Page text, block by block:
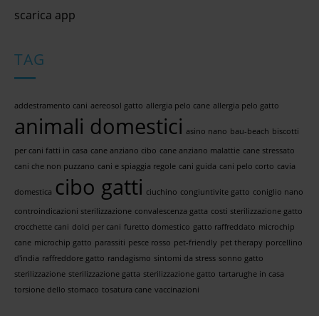
scarica app
TAG
addestramento cani aereosol gatto allergia pelo cane allergia pelo gatto
animali domestici asino nano bau-beach biscotti
per cani fatti in casa cane anziano cibo cane anziano malattie cane stressato
cani che non puzzano cani e spiaggia regole cani guida cani pelo corto cavia
domestica cibo gatti ciuchino congiuntivite gatto coniglio nano
controindicazioni sterilizzazione convalescenza gatta costi sterilizzazione gatto
crocchette cani dolci per cani furetto domestico gatto raffreddato microchip
cane microchip gatto parassiti pesce rosso pet-friendly pet therapy porcellino
d'india raffreddore gatto randagismo sintomi da stress sonno gatto
sterilizzazione sterilizzazione gatta sterilizzazione gatto tartarughe in casa
torsione dello stomaco tosatura cane vaccinazioni